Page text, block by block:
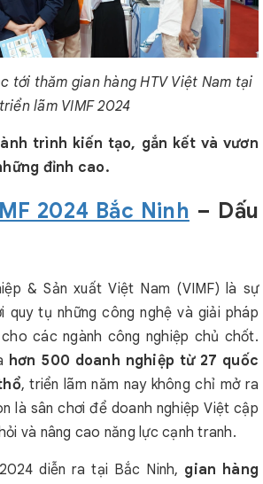
tới thăm gian hàng HTV Việt Nam tại
triển lãm VIMF 2024
trình kiến tạo, gắn kết và vươn
đỉnh cao.
2024 Bắc Ninh – Dấu
& Sản xuất Việt Nam (VIMF) là sự
quy tụ những công nghệ và giải pháp
các ngành công nghiệp chủ chốt.
hơn 500 doanh nghiệp từ 27 quốc
, triển lãm năm nay không chỉ mở ra
là sân chơi để doanh nghiệp Việt cập
và nâng cao năng lực cạnh tranh.
diễn ra tại Bắc Ninh, gian hàng